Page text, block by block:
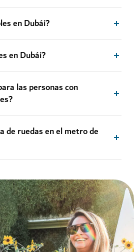
en Dubái?
en Dubái?
las personas con
de ruedas en el metro de